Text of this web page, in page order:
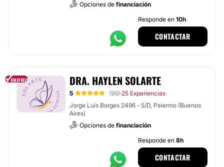
Opciones de financiación
Responde en 10h
CONTACTAR
DRA. HAYLEN SOLARTE
5 (99)·25 Experiencias
Jorge Luis Borges 2496 - 5/D, Palermo (Buenos
Aires)
Opciones de financiación
Responde en 8h
CONTACTAR